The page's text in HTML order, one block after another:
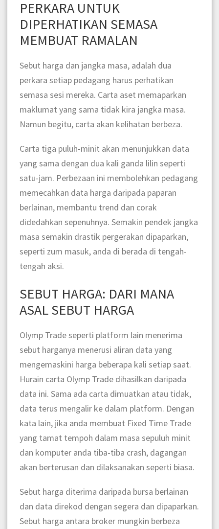
PERKARA UNTUK
DIPERHATIKAN SEMASA
MEMBUAT RAMALAN
Sebut harga dan jangka masa, adalah dua
perkara setiap pedagang harus perhatikan
semasa sesi mereka. Carta aset memaparkan
maklumat yang sama tidak kira jangka masa.
Namun begitu, carta akan kelihatan berbeza.
Carta tiga puluh-minit akan menunjukkan data
yang sama dengan dua kali ganda lilin seperti
satu-jam. Perbezaan ini membolehkan pedagang
memecahkan data harga daripada paparan
berlainan, membantu trend dan corak
didedahkan sepenuhnya. Semakin pendek jangka
masa semakin drastik pergerakan dipaparkan,
seperti zum masuk, anda di berada di tengah-
tengah aksi.
SEBUT HARGA: DARI MANA
ASAL SEBUT HARGA
Olymp Trade seperti platform lain menerima
sebut harganya menerusi aliran data yang
mengemaskini harga beberapa kali setiap saat.
Hurain carta Olymp Trade dihasilkan daripada
data ini. Sama ada carta dimuatkan atau tidak,
data terus mengalir ke dalam platform. Dengan
kata lain, jika anda membuat Fixed Time Trade
yang tamat tempoh dalam masa sepuluh minit
dan komputer anda tiba-tiba crash, dagangan
akan berterusan dan dilaksanakan seperti biasa.
Sebut harga diterima daripada bursa berlainan
dan data direkod dengan segera dan dipaparkan.
Sebut harga antara broker mungkin berbeza